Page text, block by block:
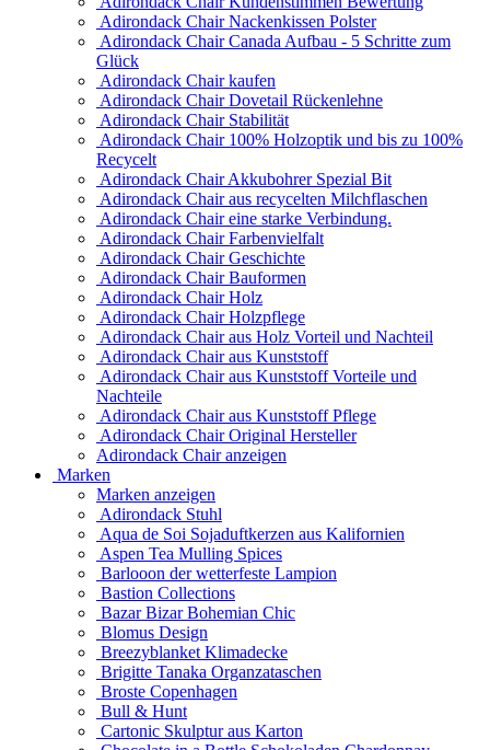
Adirondack Chair Nackenkissen Polster
Adirondack Chair Canada Aufbau - 5 Schritte zum
Glück
Adirondack Chair kaufen
Adirondack Chair Dovetail Rückenlehne
Adirondack Chair Stabilität
Adirondack Chair 100% Holzoptik und bis zu 100%
Recycelt
Adirondack Chair Akkubohrer Spezial Bit
Adirondack Chair aus recycelten Milchflaschen
Adirondack Chair eine starke Verbindung.
Adirondack Chair Farbenvielfalt
Adirondack Chair Geschichte
Adirondack Chair Bauformen
Adirondack Chair Holz
Adirondack Chair Holzpflege
Adirondack Chair aus Holz Vorteil und Nachteil
Adirondack Chair aus Kunststoff
Adirondack Chair aus Kunststoff Vorteile und
Nachteile
Adirondack Chair aus Kunststoff Pflege
Adirondack Chair Original Hersteller
Adirondack Chair anzeigen
Marken
Marken anzeigen
Adirondack Stuhl
Aqua de Soi Sojaduftkerzen aus Kalifornien
Aspen Tea Mulling Spices
Barlooon der wetterfeste Lampion
Bastion Collections
Bazar Bizar Bohemian Chic
Blomus Design
Breezyblanket Klimadecke
Brigitte Tanaka Organzataschen
Broste Copenhagen
Bull & Hunt
Cartonic Skulptur aus Karton